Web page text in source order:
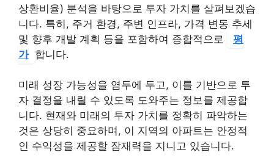
상환비율) 분석을 바탕으로 투자 가치를 살펴보겠습
니다. 특히, 주거 환경, 주변 인프라, 가격 변동 추세
및 향후 개발 계획 등을 포함하여 종합적으로
평
가 합니다.
미래 성장 가능성을 염두에 두고, 이를 기반으로 투
자 결정을 내릴 수 있도록 도와주는 정보를 제공합
니다. 현재와 미래의 투자 가치를 정확히 파악하는
것은 상당히 중요하며, 이 지역의 아파트는 안정적
인 수익성을 제공할 잠재력을 지니고 있습니다.